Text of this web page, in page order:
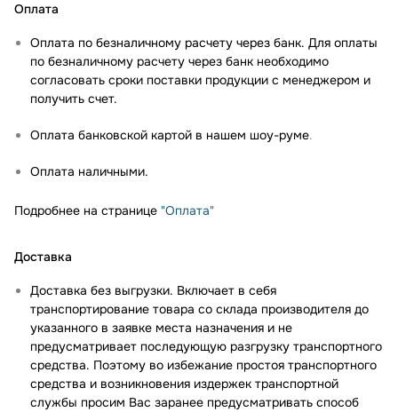
Оплата
Оплата по безналичному расчету через банк. Для оплаты
по безналичному расчету через банк необходимо
согласовать сроки поставки продукции с менеджером и
получить счет.
Оплата банковской картой в нашем шоу-руме.
Оплата наличными.
Подробнее на странице "Оплата"
Доставка
Доставка без выгрузки. Включает в себя
транспортирование товара со склада производителя до
указанного в заявке места назначения и не
предусматривает последующую разгрузку транспортного
средства. Поэтому во избежание простоя транспортного
средства и возникновения издержек транспортной
службы просим Вас заранее предусматривать способ